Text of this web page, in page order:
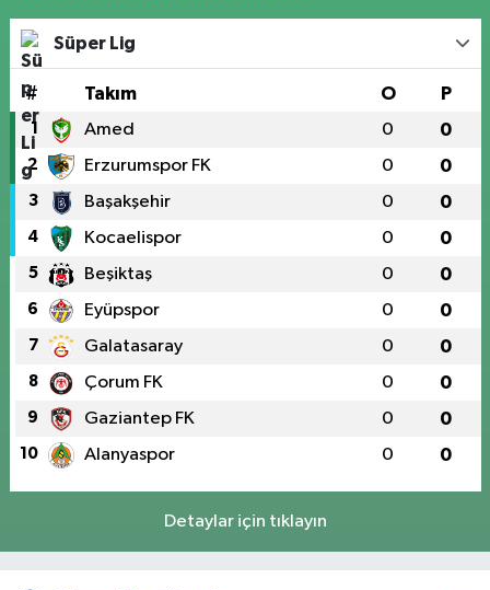
Süper Lig
# Takım O P
1 Amed 0 0
2 Erzurumspor FK 0 0
3 Başakşehir 0 0
4 Kocaelispor 0 0
5 Beşiktaş 0 0
6 Eyüpspor 0 0
7 Galatasaray 0 0
8 Çorum FK 0 0
9 Gaziantep FK 0 0
10 Alanyaspor 0 0
Detaylar için tıklayın